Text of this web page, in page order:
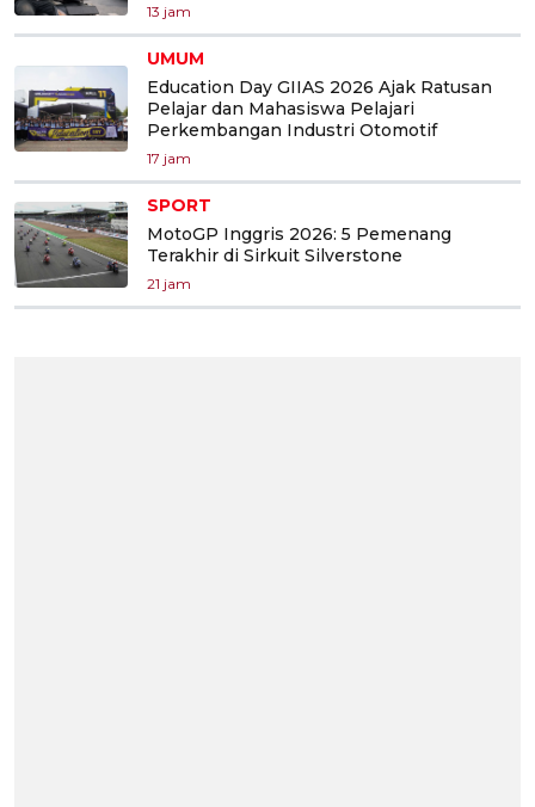
13 jam
UMUM
Education Day GIIAS 2026 Ajak Ratusan
Pelajar dan Mahasiswa Pelajari
Perkembangan Industri Otomotif
17 jam
SPORT
MotoGP Inggris 2026: 5 Pemenang
Terakhir di Sirkuit Silverstone
21 jam